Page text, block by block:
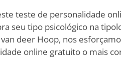
teste de personalidade
seu tipo psicológico na
deer Hoop, nos
online gratuito o mais